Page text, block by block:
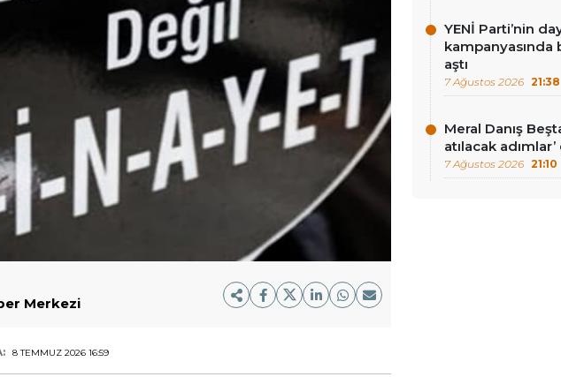
Merkezi
8 TEMMUZ 2026 16:59
YENİ Parti’nin
kampanyasında
aştı
7 Ağustos 2026 21:38
Meral Danış
atılacak adımlar’
7 Ağustos 2026 21:10